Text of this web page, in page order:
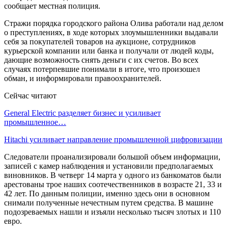
сообщает местная полиция.
Стражи порядка городского района Олива работали над делом
о преступлениях, в ходе которых злоумышленники выдавали
себя за покупателей товаров на аукционе, сотрудников
курьерской компании или банка и получали от людей коды,
дающие возможность снять деньги с их счетов. Во всех
случаях потерпевшие понимали в итоге, что произошел
обман, и информировали правоохранителей.
Сейчас читают
General Electric разделяет бизнес и усиливает
промышленное…
Hitachi усиливает направление промышленной цифровизации
Следователи проанализировали большой объем информации,
записей с камер наблюдения и установили предполагаемых
виновников. В четверг 14 марта у одного из банкоматов были
арестованы трое наших соотечественников в возрасте 21, 33 и
42 лет. По данным полиции, именно здесь они в основном
снимали полученные нечестным путем средства. В машине
подозреваемых нашли и изъяли несколько тысяч злотых и 110
евро.